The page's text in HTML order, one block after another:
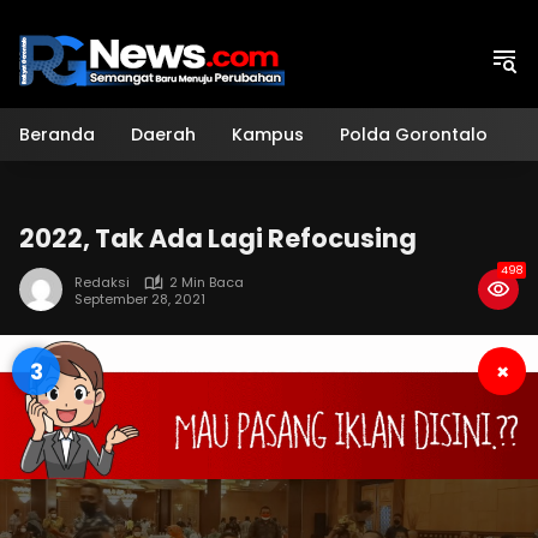
konten
Beranda Daerah Kampus Polda Gorontalo
2022, Tak Ada Lagi Refocusing
Redaksi
2 Min Baca
September 28, 2021
498
2 ×